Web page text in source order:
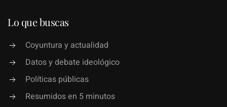
Lo que buscas
Coyuntura y actualidad
Datos y debate ideológico
Políticas públicas
Resumidos en 5 minutos